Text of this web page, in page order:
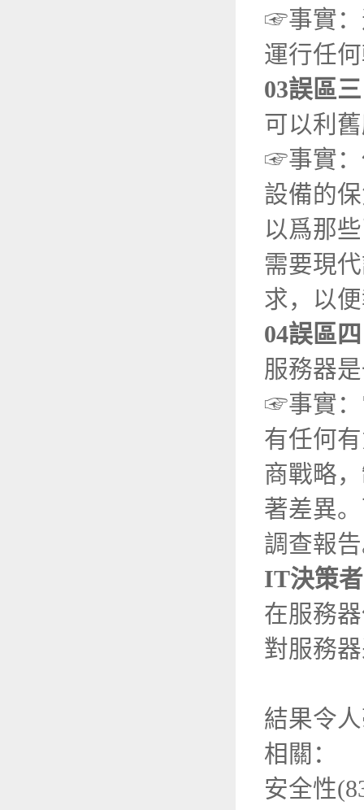
☞事實：
運行任
03誤區
可以利
☞事實：
設備的
以爲那
需要現
求，以
04誤區
服務器
☞事實：
有任何
商戰略
著差異
調查報
IT決策
在服務
對服務
結果令
相關：
安全性